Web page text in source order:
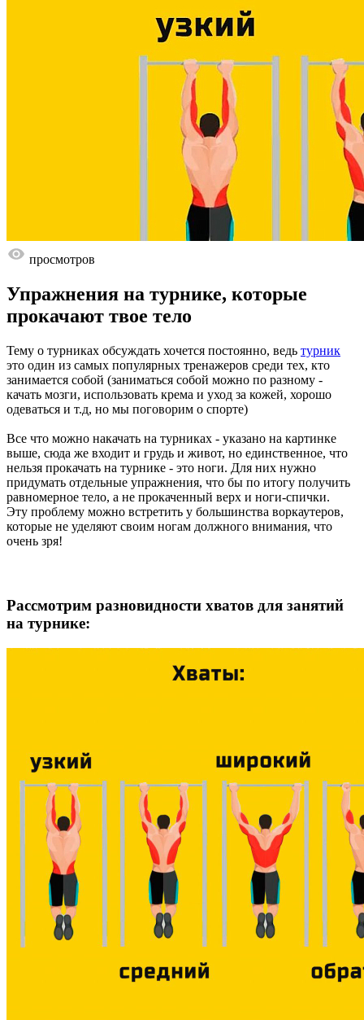
просмотров
Упражнения на турнике, которые
прокачают твое тело
Тему о турниках обсуждать хочется постоянно, ведь турник
это один из самых популярных тренажеров среди тех, кто
занимается собой (заниматься собой можно по разному -
качать мозги, использовать крема и уход за кожей, хорошо
одеваться и т.д, но мы поговорим о спорте)
Все что можно накачать на турниках - указано на картинке
выше, сюда же входит и грудь и живот, но единственное, что
нельзя прокачать на турнике - это ноги. Для них нужно
придумать отдельные упражнения, что бы по итогу получить
равномерное тело, а не прокаченный верх и ноги-спички.
Эту проблему можно встретить у большинства воркаутеров,
которые не уделяют своим ногам должного внимания, что
очень зря!
Рассмотрим разновидности хватов для занятий
на турнике: